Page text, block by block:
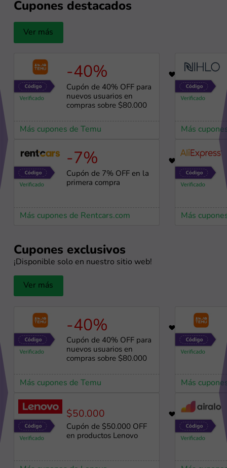
Cupones destacados
Ver más
-40%
Cupón de 40% OFF para
nuevos usuarios en
compras sobre $80.000
Más cupones de Temu
-7%
Cupón de 7% OFF en la
primera compra
Más cupones de Rentcars.com
Más
Más
Cupones exclusivos
¡Disponible solo en nuestro sitio web!
Ver más
-40%
Cupón de 40% OFF para
nuevos usuarios en
compras sobre $80.000
Más cupones de Temu
$50.000
Cupón de $50.000 OFF
en productos Lenovo
Más